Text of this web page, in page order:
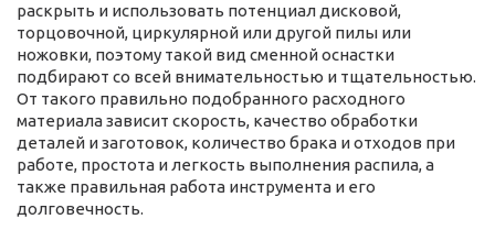
раскрыть и использовать потенциал дисковой,
торцовочной, циркулярной или другой пилы или
ножовки, поэтому такой вид сменной оснастки
подбирают со всей внимательностью и тщательностью.
От такого правильно подобранного расходного
материала зависит скорость, качество обработки
деталей и заготовок, количество брака и отходов при
работе, простота и легкость выполнения распила, а
также правильная работа инструмента и его
долговечность.